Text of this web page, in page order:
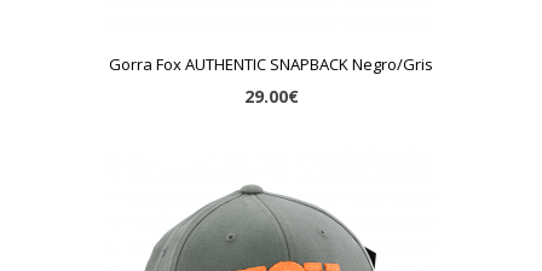
Gorra Fox AUTHENTIC SNAPBACK Negro/Gris
29.00€